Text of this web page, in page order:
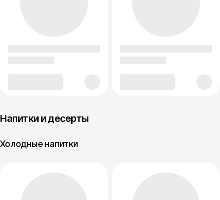
Напитки и десерты
Холодные напитки